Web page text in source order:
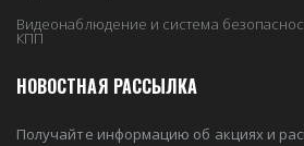
Видеонаблюдение и система
КПП
НОВОСТНАЯ РАССЫЛКА
Получайте информацию об акциях и